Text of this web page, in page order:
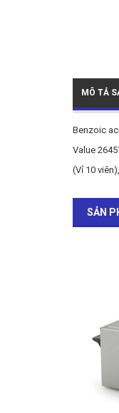
MÔ TẢ
Benzoic
Value
(Vỉ 10
SẢN